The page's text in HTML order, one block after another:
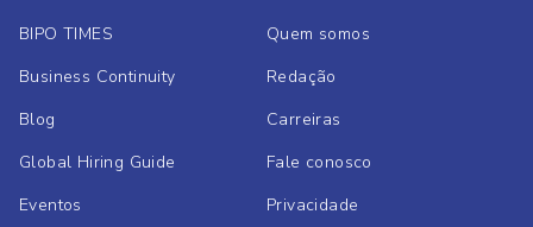
BIPO TIMES
Business Continuity
Blog
Global Hiring Guide
Eventos
Quem somos
Redação
Carreiras
Fale conosco
Privacidade